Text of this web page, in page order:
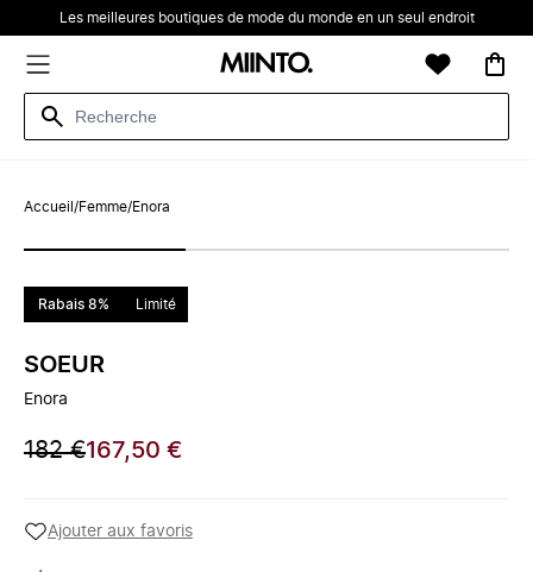
Les meilleures boutiques de mode du monde en un seul endroit
Accueil /Femme/Enora
Rabais 8% Limité
SOEUR
Enora
182 €167,50 €
Ajouter aux favoris